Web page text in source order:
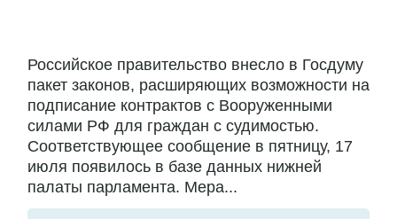
Российское правительство внесло в Госдуму
пакет законов, расширяющих возможности на
подписание контрактов с Вооруженными
силами РФ для граждан с судимостью.
Соответствующее сообщение в пятницу, 17
июля появилось в базе данных нижней
палаты парламента. Мера...